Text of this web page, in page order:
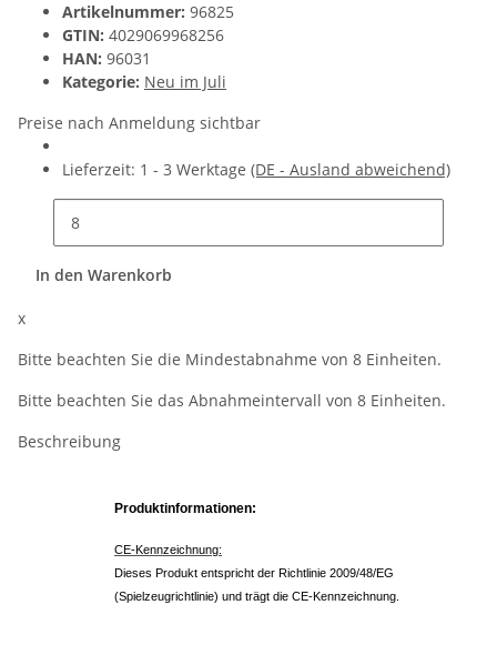
Artikelnummer: 96825
GTIN: 4029069968256
HAN: 96031
Kategorie: Neu im Juli
Preise nach Anmeldung sichtbar
Lieferzeit: 1 - 3 Werktage (DE - Ausland abweichend)
In den Warenkorb
x
Bitte beachten Sie die Mindestabnahme von 8 Einheiten.
Bitte beachten Sie das Abnahmeintervall von 8 Einheiten.
Beschreibung
Produktinformationen:
CE-Kennzeichnung:
Dieses Produkt entspricht der Richtlinie 2009/48/EG
(Spielzeugrichtlinie) und trägt die CE-Kennzeichnung.